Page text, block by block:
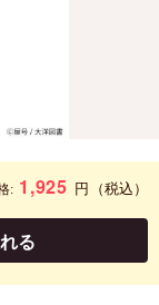
: 1,925 円 （税込）
る